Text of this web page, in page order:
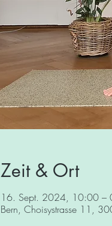
Zeit & Ort
16. Sept. 2024, 10:00
Bern, Choisystrasse 11,